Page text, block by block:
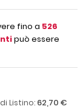
fino a 526
può essere
Listino: 62,70 €